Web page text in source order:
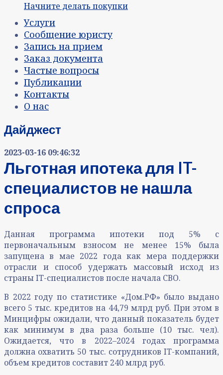
Начните делать покупки
Услуги
Сообщение юристу
Запись на прием
Заказ документа
Частые вопросы
Публикации
Контакты
О нас
Дайджест
2023-03-16 09:46:32
Льготная ипотека для IT-
специалистов не нашла
спроса
Данная программа ипотеки под 5% с
первоначальным взносом не менее 15% была
запущена в мае 2022 года как мера поддержки
отрасли и способ удержать массовый исход из
страны IT-специалистов после начала СВО.
В 2022 году по статистике «Дом.РФ» было выдано
всего 5 тыс. кредитов на 44,79 млрд руб. При этом в
Минцифры ожидали, что данный показатель будет
как минимум в два раза больше (10 тыс. чел).
Ожидается, что в 2022–2024 годах программа
должна охватить 50 тыс. сотрудников IT-компаний,
объем кредитов составит 240 млрд руб.